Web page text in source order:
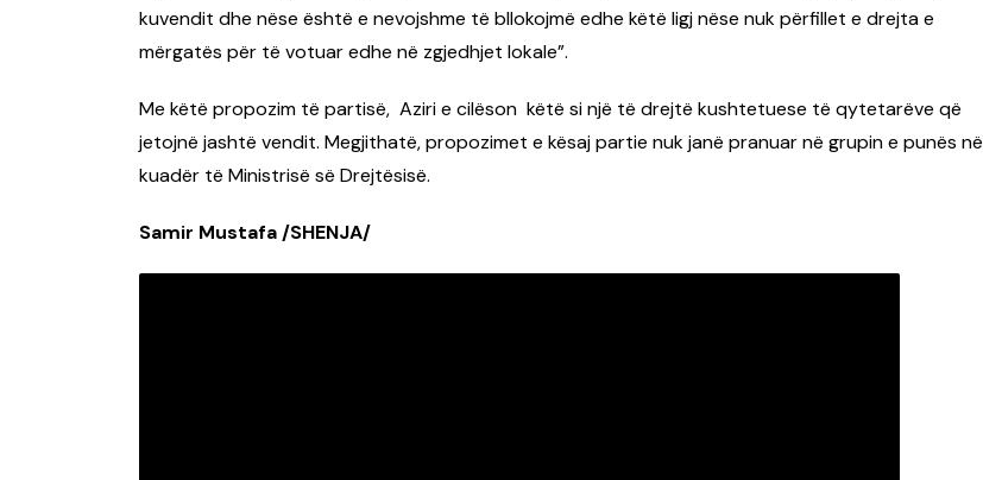
kuvendit dhe nëse është e nevojshme të bllokojmë edhe këtë ligj nëse nuk përfillet e drejta e
mërgatës për të votuar edhe në zgjedhjet lokale”.
Me këtë propozim të partisë, Aziri e cilëson këtë si një të drejtë kushtetuese të qytetarëve që
jetojnë jashtë vendit. Megjithatë, propozimet e kësaj partie nuk janë pranuar në grupin e punës në
kuadër të Ministrisë së Drejtësisë.
Samir Mustafa /SHENJA/